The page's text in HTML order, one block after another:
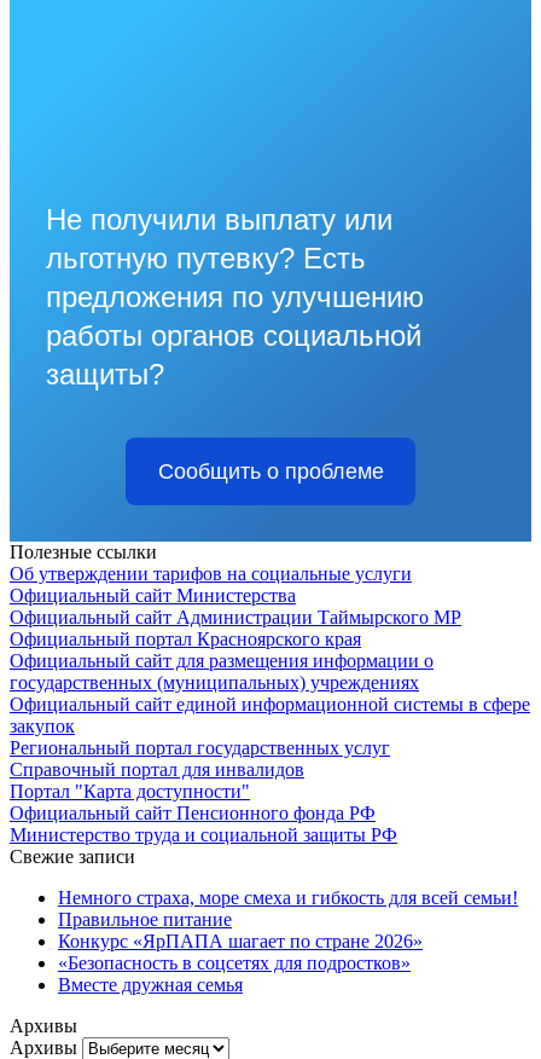
Не получили выплату или
льготную путевку? Есть
предложения по улучшению
работы органов социальной
защиты?
Сообщить о проблеме
Полезные ссылки
Об утверждении тарифов на социальные услуги
Официальный сайт Министерства
Официальный сайт Администрации Таймырского МР
Официальный портал Красноярского края
Официальный сайт для размещения информации о
государственных (муниципальных) учреждениях
Официальный сайт единой информационной системы в сфере
закупок
Региональный портал государственных услуг
Справочный портал для инвалидов
Портал "Карта доступности"
Официальный сайт Пенсионного фонда РФ
Министерство труда и социальной защиты РФ
Свежие записи
Немного страха, море смеха и гибкость для всей семьи!
Правильное питание
Конкурс «ЯрПАПА шагает по стране 2026»
«Безопасность в соцсетях для подростков»
Вместе дружная семья
Архивы
Архивы